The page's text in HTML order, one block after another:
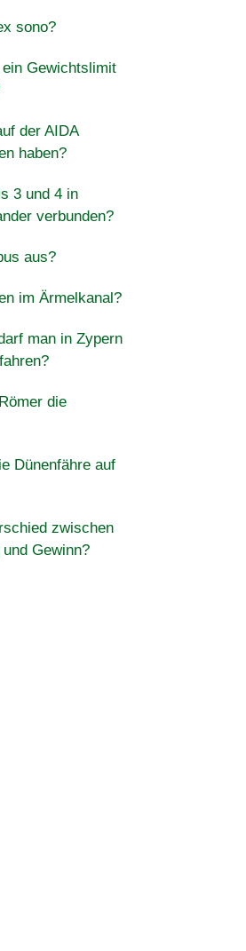
sono?
Gewichtslimit
der AIDA
haben?
3 und 4 in
verbunden?
aus?
im Ärmelkanal?
man in Zypern
die
Dünenfähre auf
zwischen
Gewinn?